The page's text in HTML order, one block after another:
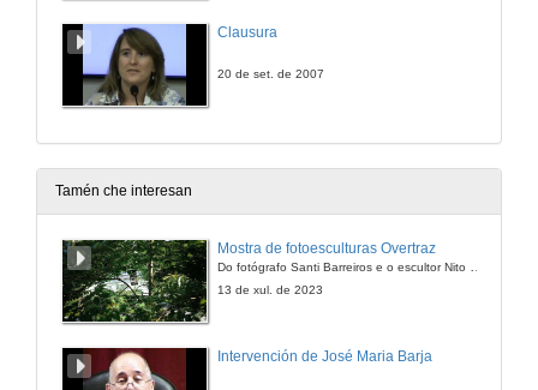
Clausura
20 de set. de 2007
Tamén che interesan
Mostra de fotoesculturas Overtraz
13 de xul. de 2023
Intervención de José Maria Barja